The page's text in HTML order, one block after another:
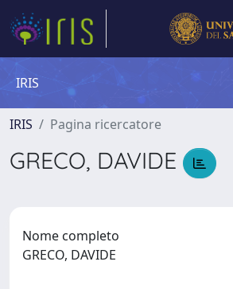
IRIS
IRIS Pagina ricercatore
GRECO, DAVIDE
Nome completo
GRECO, DAVIDE